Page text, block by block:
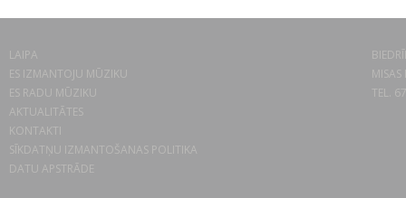
LAIPA
ES IZMANTOJU MŪZIKU
ES RADU MŪZIKU
AKTUALITĀTES
KONTAKTI
SĪKDATŅU IZMANTOŠANAS POLITIKA
DATU APSTRĀDE
TEL.